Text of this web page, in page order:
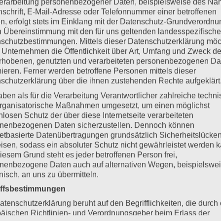
von eRecht24.
erstellt. Für die Richtigkeit, Vollständigkeit und
gemäß § 7 Abs.1 TMG für eigene Inhalte auf diesen
Diensteanbieter jedoch nicht verpflichtet, übermittelte
auf eine rechtswidrige Tätigkeit hinweisen.
Gesetzen bleiben hiervon unberührt. Eine
E-Mail-Adresse oder Telefonnummer einer betroffenen
erfolgt stets im Einklang mit der Datenschutz-
Übereinstimmung mit den für uns geltenden
Mittels dieser Datenschutzerklärung
Unternehmen die Öffentlichkeit über Art, Umfang und Zweck
genutzten und verarbeiteten personenbezogenen
Ferner werden betroffene Personen mittels dieser
über die ihnen zustehenden Rechte aufgeklärt.
als für die Verarbeitung Verantwortlicher zahlreiche
Maßnahmen umgesetzt, um einen möglichst
Schutz der über diese Internetseite verarbeiteten
Daten sicherzustellen. Dennoch können
Datenübertragungen grundsätzlich
sodass ein absoluter Schutz nicht gewährleistet werden
Grund steht es jeder betroffenen Person frei,
Daten auch auf alternativen Wegen,
an uns zu übermitteln.
beruht auf den Begrifflichkeiten, die durch
Richtlinien- und Verordnungsgeber beim Erlass der